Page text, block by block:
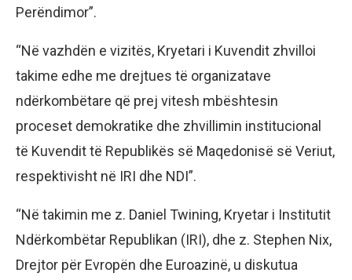
Perëndimor”.
“Në vazhdën e vizitës, Kryetari i Kuvendit zhvilloi
takime edhe me drejtues të organizatave
ndërkombëtare që prej vitesh mbështesin
proceset demokratike dhe zhvillimin institucional
të Kuvendit të Republikës së Maqedonisë së Veriut,
respektivisht në IRI dhe NDI”.
“Në takimin me z. Daniel Twining, Kryetar i Institutit
Ndërkombëtar Republikan (IRI), dhe z. Stephen Nix,
Drejtor për Evropën dhe Euroazinë, u diskutua